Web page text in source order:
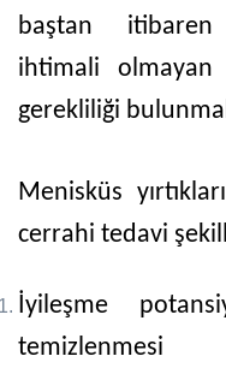
baştan itibaren
ihtimali olmayan
gerekliliği
Menisküs
cerrahi tedavi
İyileşme
temizlenmesi